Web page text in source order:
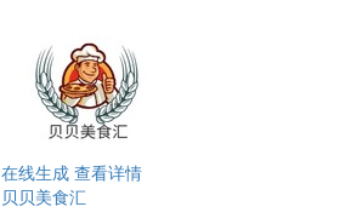
在线生成 查看详情
贝贝美食汇